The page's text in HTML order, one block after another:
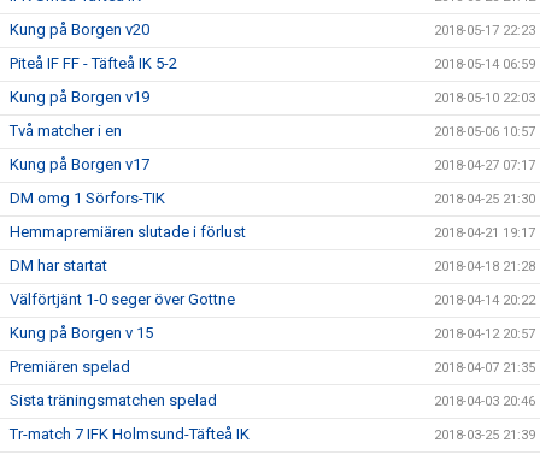
Kung på Borgen v20 2018-05-17 22:23
Piteå IF FF - Täfteå IK 5-2 2018-05-14 06:59
Kung på Borgen v19 2018-05-10 22:03
Två matcher i en 2018-05-06 10:57
Kung på Borgen v17 2018-04-27 07:17
DM omg 1 Sörfors-TIK 2018-04-25 21:30
Hemmapremiären slutade i förlust 2018-04-21 19:17
DM har startat 2018-04-18 21:28
Välförtjänt 1-0 seger över Gottne 2018-04-14 20:22
Kung på Borgen v 15 2018-04-12 20:57
Premiären spelad 2018-04-07 21:35
Sista träningsmatchen spelad 2018-04-03 20:46
Tr-match 7 IFK Holmsund-Täfteå IK 2018-03-25 21:39